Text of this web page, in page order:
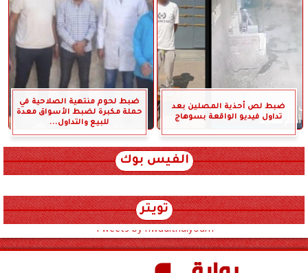
ضبط لص أحذية المصلين بعد
تداول فيديو الواقعة بسوهاج
ضبط لحوم منتهية الصلاحية في
حملة مكبرة لضبط الأسواق معدة
للبيع والتداول...
الفيس بوك
تويتر
Tweets by hwadithalyoum